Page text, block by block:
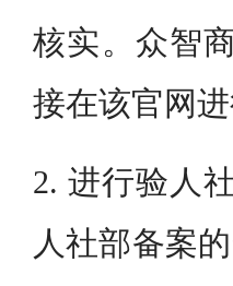
核实。众智
接在该官网进
2. 进行验人
人社部备案